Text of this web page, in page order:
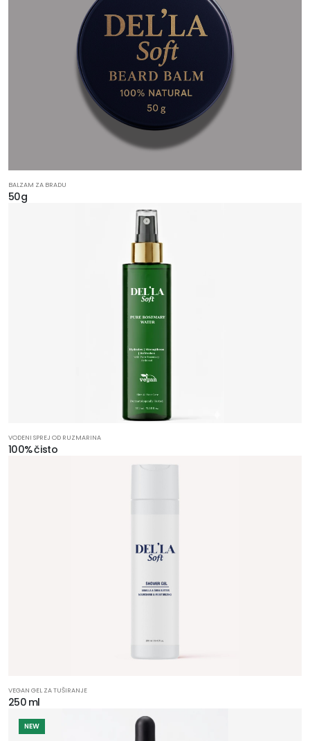
BALZAM ZA BRADU
50g
VODENI SPREJ OD RUZMARINA
100% čisto
VEGAN GEL ZA TUŠIRANJE
250 ml
NEW